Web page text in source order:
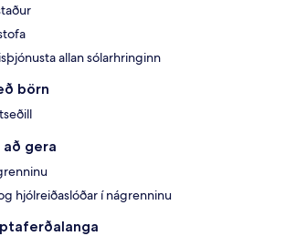
allan sólarhringinn
börn
gera
hjólreiðaslóðar í nágrenninu